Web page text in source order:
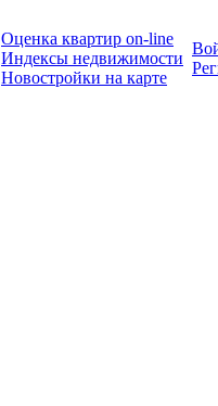
Оценка квартир on-line
Индексы недвижимости
Новостройки на карте